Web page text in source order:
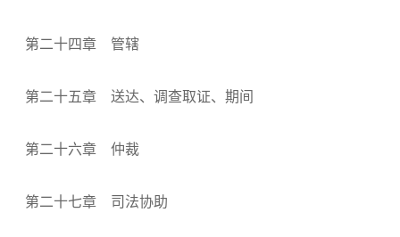
第二十四章 管辖
第二十五章 送达、调查取证、期间
第二十六章 仲裁
第二十七章 司法协助